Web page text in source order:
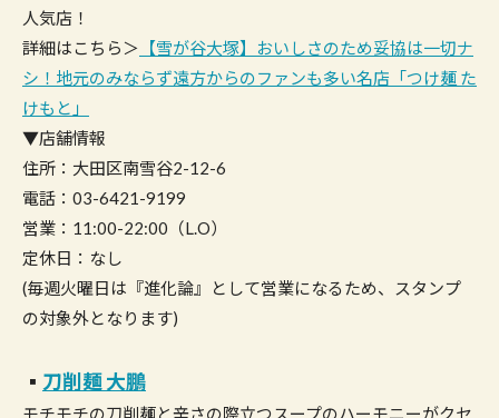
人気店！
詳細はこちら＞ 【雪が谷大塚】おいしさのため妥協は一切ナ
シ！地元のみならず遠方からのファンも多い名店「つけ麺 た
けもと」
▼店舗情報
住所：大田区南雪谷2-12-6
電話：03-6421-9199
営業：11:00-22:00（L.O）
定休日：なし
(毎週火曜日は『進化論』として営業になるため、スタンプ
の対象外となります)
▪︎ 刀削麺 大鵬
モチモチの刀削麺と辛さの際立つスープのハーモニーがクセ